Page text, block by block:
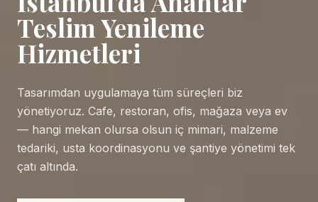
Teslim Yenileme
Hizmetleri
Tasarımdan uygulamaya tüm süreçleri biz
yönetiyoruz. Cafe, restoran, ofis, mağaza veya ev
— hangi mekan olursa olsun iç mimari, malzeme
tedariki, usta koordinasyonu ve şantiye yönetimi tek
çatı altında.